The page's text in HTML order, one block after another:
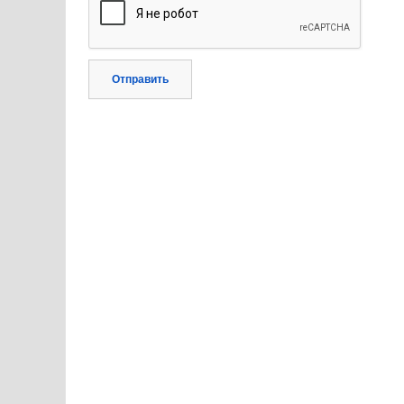
Отправить